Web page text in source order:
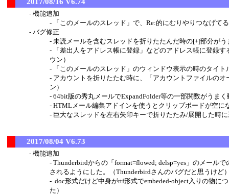
機能追加
「このメールのスレッド」で、Re:的にむりやりつなげて
バグ修正
未読メールを含むスレッドを折りたたんだ時の[+]部分が
「差出人をアドレス帳に登録」などのアドレス帳に登録
ウン）
「このメールのスレッド」のウィンドウ表示の時のタイ
アカウントを折りたたむ時に、「アカウントファイルの
ン）
64bit版の秀丸メールでExpandFolder等の一部関数がうま
HTMLメール編集アドインを使うとクリップボードが空に
巨大なスレッドを左右矢印キーで折りたたみ/展開した時
2017/08/04 V6.73
機能追加
Thunderbirdからの「format=flowed; delsp=yes」のメール
されるようにした。（Thunderbirdさんのバグだと思うけど
.doc形式だけど中身がrtf形式でembeded-object入りの物
た）